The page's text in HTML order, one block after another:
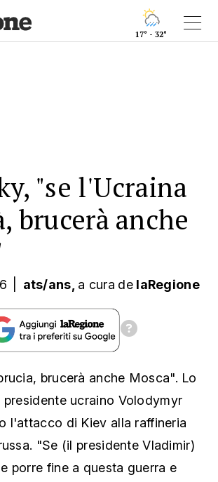
17° - 32°
"se l'Ucraina
brucerà anche
ats/ans, a cura de laRegione
brucerà anche Mosca". Lo
presidente ucraino Volodymyr
l'attacco di Kiev alla raffineria
"Se (il presidente Vladimir)
porre fine a questa guerra e